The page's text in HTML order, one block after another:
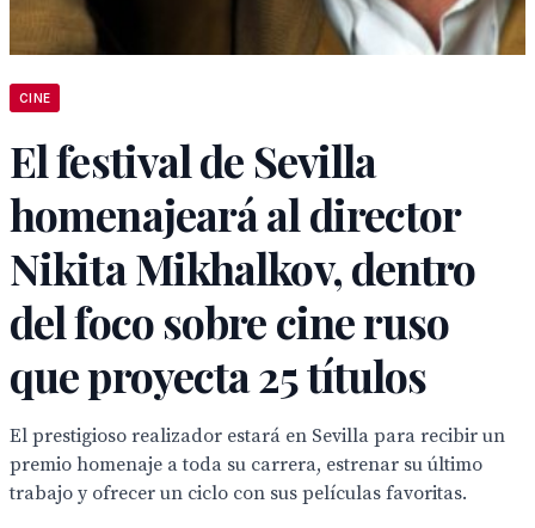
CINE
El festival de Sevilla
homenajeará al director
Nikita Mikhalkov, dentro
del foco sobre cine ruso
que proyecta 25 títulos
El prestigioso realizador estará en Sevilla para recibir un
premio homenaje a toda su carrera, estrenar su último
trabajo y ofrecer un ciclo con sus películas favoritas.